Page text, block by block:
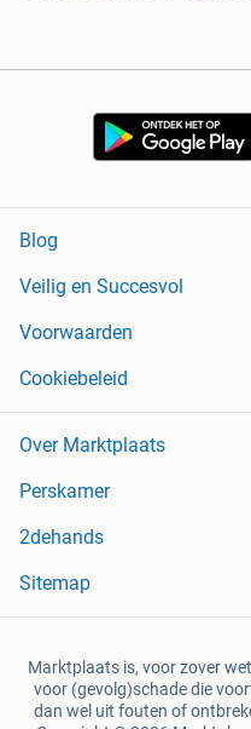
Blog
Veilig en Succesvol
Voorwaarden
Cookiebeleid
Over Marktplaats
Perskamer
2dehands
Sitemap
Marktplaats is, voor zover
voor (gevolg)schade die
dan wel uit fouten of